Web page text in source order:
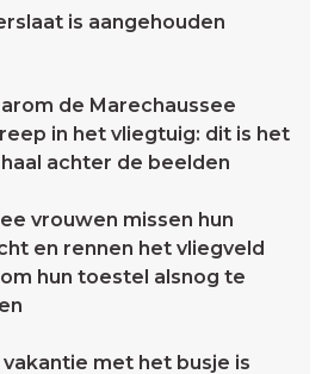
is aangehouden
de Marechaussee
in het vliegtuig: dit is het
achter de beelden
vrouwen missen hun
en rennen het vliegveld
hun toestel alsnog te
vakantie met het busje is